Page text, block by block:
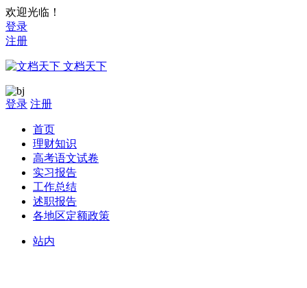
欢迎光临！
登录
注册
文档天下
登录 注册
首页
理财知识
高考语文试卷
实习报告
工作总结
述职报告
各地区定额政策
站内